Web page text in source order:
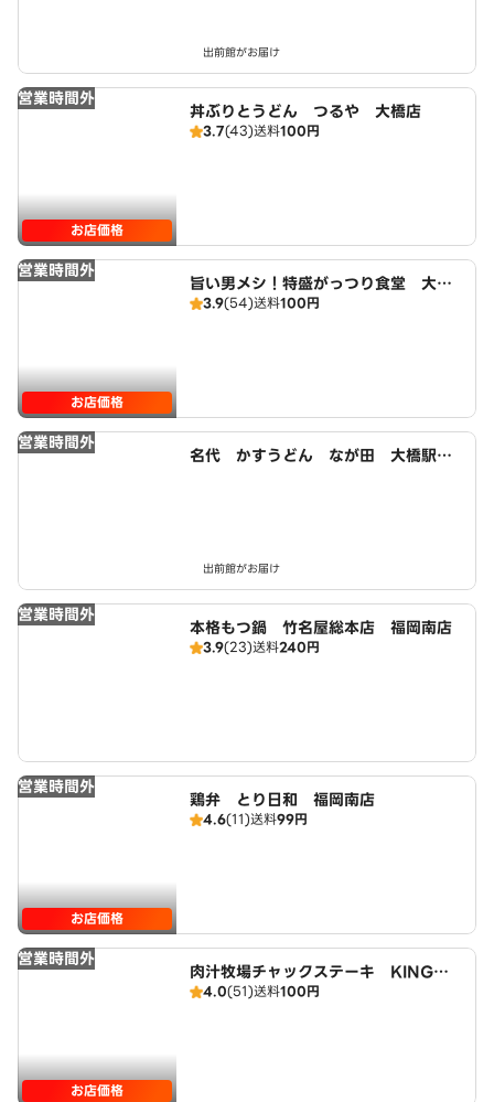
出前館がお届け
営業時間外
お店価格
丼ぶりとうどん つるや 大橋店
3.7(43)送料100円
営業時間外
お店価格
旨い男メシ！特盛がっつり食堂 大橋
店3.9(54)送料100円
営業時間外
名代 かすうどん なが田 大橋駅前
出前館がお届け
営業時間外
本格もつ鍋 竹名屋総本店 福岡南店
3.9(23)送料240円
営業時間外
お店価格
鶏弁 とり日和 福岡南店
4.6(11)送料99円
営業時間外
お店価格
肉汁牧場チャックステーキ KING
大橋店
4.0(51)送料100円